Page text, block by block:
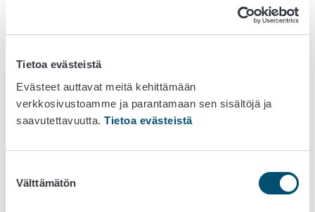
Tietoa evästeistä
Evästeet auttavat meitä kehittämään
verkkosivustoamme ja parantamaan sen sisältöjä ja
saavutettavuutta. Tietoa evästeistä
valinta
Välttämätön